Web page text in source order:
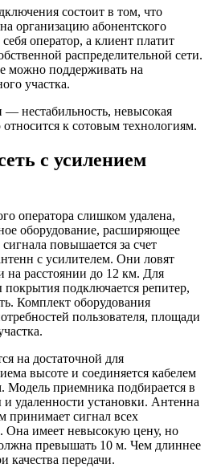
состоит в том, что
организацию абонентского
оператор, а клиент платит
распределительной сети.
можно поддерживать на
участка.
— нестабильность, невысокая
к сотовым технологиям.
с усилением
оператора слишком удалена,
оборудование, расширяющее
повышается за счет
с усилителем. Они ловят
на расстоянии до 12 км. Для
подключается репитер,
Комплект оборудования
пользователя, площади
на достаточной для
высоте и соединяется кабелем
Модель приемника подбирается в
удаленности установки. Антенна
принимает сигнал всех
Она имеет невысокую цену, но
превышать 10 м. Чем длиннее
качества передачи.